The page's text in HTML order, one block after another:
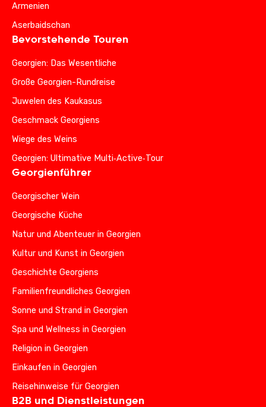
Armenien
Aserbaidschan
Bevorstehende Touren
Georgien: Das Wesentliche
Große Georgien-Rundreise
Juwelen des Kaukasus
Geschmack Georgiens
Wiege des Weins
Georgien: Ultimative Multi‑Active‑Tour
Georgienführer
Georgischer Wein
Georgische Küche
Natur und Abenteuer in Georgien
Kultur und Kunst in Georgien
Geschichte Georgiens
Familienfreundliches Georgien
Sonne und Strand in Georgien
Spa und Wellness in Georgien
Religion in Georgien
Einkaufen in Georgien
Reisehinweise für Georgien
B2B und Dienstleistungen